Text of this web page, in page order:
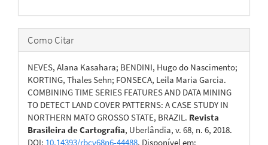
Como Citar
NEVES, Alana Kasahara; BENDINI, Hugo do Nascimento;
KORTING, Thales Sehn; FONSECA, Leila Maria Garcia.
COMBINING TIME SERIES FEATURES AND DATA MINING
TO DETECT LAND COVER PATTERNS: A CASE STUDY IN
NORTHERN MATO GROSSO STATE, BRAZIL. Revista
Brasileira de Cartografia, Uberlândia, v. 68, n. 6, 2018.
DOI: 10.14393/rbcv68n6-44488. Disponível em: